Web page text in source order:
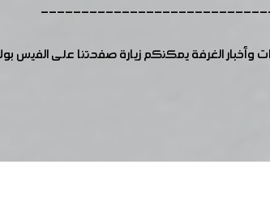
وأخبار الغرفة يمكنكم زيارة صفحتنا على الفيس